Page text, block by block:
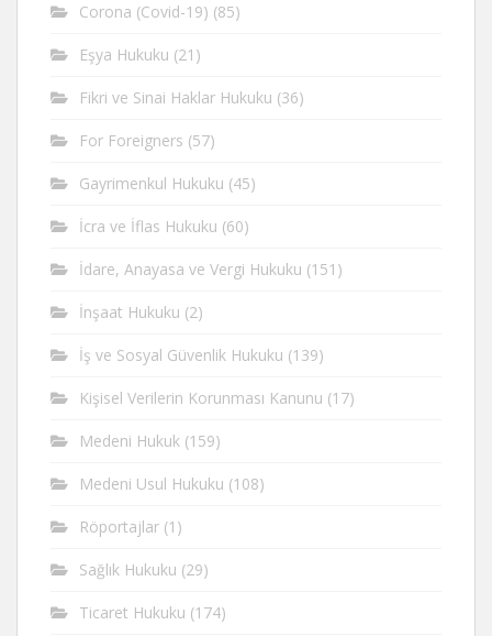
Corona (Covid-19) (85)
Eşya Hukuku (21)
Fikri ve Sinai Haklar Hukuku (36)
For Foreigners (57)
Gayrimenkul Hukuku (45)
İcra ve İflas Hukuku (60)
İdare, Anayasa ve Vergi Hukuku (151)
İnşaat Hukuku (2)
İş ve Sosyal Güvenlik Hukuku (139)
Kişisel Verilerin Korunması Kanunu (17)
Medeni Hukuk (159)
Medeni Usul Hukuku (108)
Röportajlar (1)
Sağlık Hukuku (29)
Ticaret Hukuku (174)